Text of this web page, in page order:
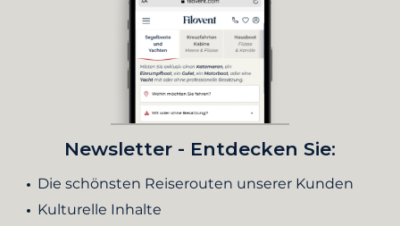
Newsletter - Entdecken Sie:
Die schönsten Reiserouten unserer Kunden
Kulturelle Inhalte